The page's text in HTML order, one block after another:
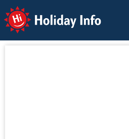
Holiday Info